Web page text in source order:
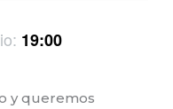
19:00
y queremos